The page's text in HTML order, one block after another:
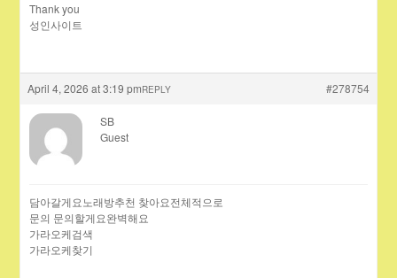
Thank you
성인사이트
April 4, 2026 at 3:19 pm #278754
REPLY
SB
Guest
담아갈게요노래방추천 찾아요전체적으로
문의 문의할게요완벽해요
가라오케검색
가라오케찾기